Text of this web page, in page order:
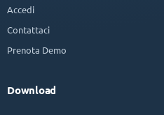
Accedi
Contattaci
Prenota Demo
Download